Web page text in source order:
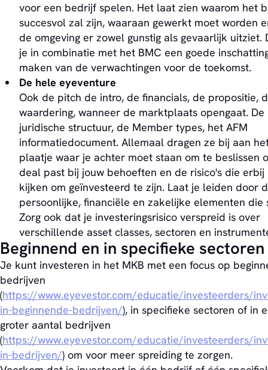
voor een bedrijf spelen. Het laat zien waarom het
succesvol zal zijn, waaraan gewerkt moet worden
de omgeving er zowel gunstig als gevaarlijk uitziet.
je in combinatie met het BMC een goede
maken van de verwachtingen voor de toekomst.
De hele eyeventure
Ook de pitch de intro, de financials, de propositie,
waardering, wanneer de marktplaats opengaat. De
juridische structuur, de Member types, het AFM
informatiedocument. Allemaal dragen ze bij aan
plaatje waar je achter moet staan om te beslissen
deal past bij jouw behoeften en de risico's die erbij
kijken om geïnvesteerd te zijn. Laat je leiden door
persoonlijke, financiële en zakelijke elementen die
Zorg ook dat je investeringsrisico verspreid is over
verschillende asset classes, sectoren en
Beginnend en in specifieke sectoren
Je kunt investeren in het MKB met een focus op
bedrijven
(https://www.eyevestor.com/educatie/investeerders/
in-beginnende-bedrijven/), in specifieke sectoren of in
groter aantal bedrijven
(https://www.eyevestor.com/educatie/investeerders/
in-bedrijven/) om voor meer spreiding te zorgen.